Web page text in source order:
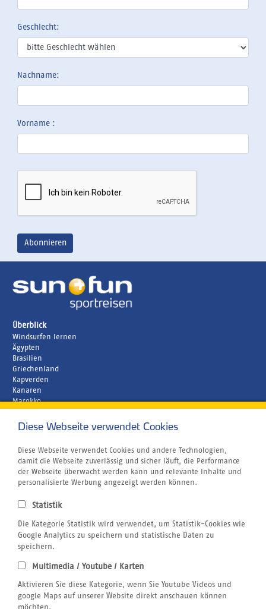
Geschlecht:
Nachname:
Vorname :
Überblick
Windsurfen lernen
Ägypten
Brasilien
Griechenland
Kapverden
Kanaren
Marokko
Unternehmen
Atmosfair CO2 Kompensation
Airline Blacklist
Bildnachweis
Centrum für Reisemedizin
Jobs
Kitesurfen
SUP
Tauchen
Wingfoilen
Rechtliches
AGB
Datenschutzerklärung
Diese Webseite verwendet Cookies
Diese Webseite verwendet Cookies und andere Technologien,
damit die Webseite zuverlässig und sicher läuft, die Performance
der Webseite überwacht werden kann und relevante Inhalte und
personalisierte Werbung angezeigt werden können.
Statistik
Die Kategorie Statistik wird verwendet, um Statistik-Cookies wie
Google Analytics zu speichern und statistische Daten zu
speichern.
Multimedia / Youtube / Karten
Aktivieren Sie diese Kategorie, wenn Sie Youtube Videos und
google Maps auf unserer Website direkt anschauen können